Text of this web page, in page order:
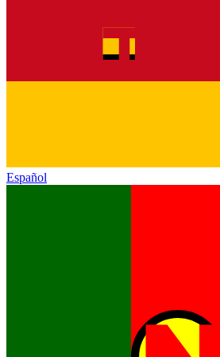
Español